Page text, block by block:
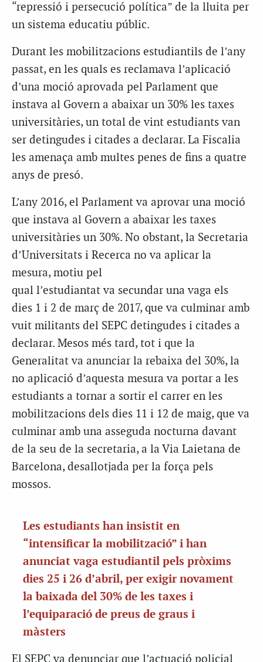
“repressió i persecució política” de la lluita per
un sistema educatiu públic.
Durant les mobilitzacions estudiantils de l’any
passat, en les quals es reclamava l’aplicació
d’una moció aprovada pel Parlament que
instava al Govern a abaixar un 30% les taxes
universitàries, un total de vint estudiants van
ser detingudes i citades a declarar. La Fiscalia
les amenaça amb multes penes de fins a quatre
anys de presó.
L’any 2016, el Parlament va aprovar una moció
que instava al Govern a abaixar les taxes
universitàries un 30%. No obstant, la Secretaria
d’Universitats i Recerca no va aplicar la
mesura, motiu pel
qual l’estudiantat va secundar una vaga els
dies 1 i 2 de març de 2017, que va culminar amb
vuit militants del SEPC detingudes i citades a
declarar. Mesos més tard, tot i que la
Generalitat va anunciar la rebaixa del 30%, la
no aplicació d’aquesta mesura va portar a les
estudiants a tornar a sortir el carrer en les
mobilitzacions dels dies 11 i 12 de maig, que va
culminar amb una asseguda nocturna davant
de la seu de la secretaria, a la Via Laietana de
Barcelona, desallotjada per la força pels
mossos.
Les estudiants han insistit en
“intensificar la mobilització” i han
anunciat vaga estudiantil pels pròxims
dies 25 i 26 d’abril, per exigir novament
la baixada del 30% de les taxes i
l’equiparació de preus de graus i
màsters